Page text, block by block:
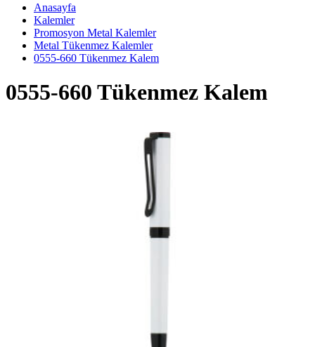
Anasayfa
Kalemler
Promosyon Metal Kalemler
Metal Tükenmez Kalemler
0555-660 Tükenmez Kalem
0555-660 Tükenmez Kalem